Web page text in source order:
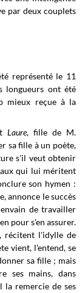
par deux couplets
représenté le 11
longueurs ont été
mieux reçue à la
Laure, fille de M.
sa fille à un poète,
s'il veut obtenir
qui lui méritent
son hymen :
annonce le succès
de travailler
pour s'en assurer.
récitent l'idylle de
vient, l'entend, se
sa fille ; mais
ses mains, dans
la remercie de ses